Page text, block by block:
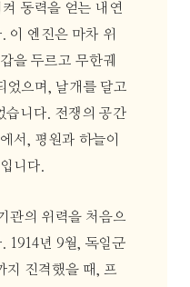
동력을 얻는 내연
이 엔진은 마차 위
을 두르고 무한궤
었으며, 날개를 달고
습니다. 전쟁의 공간
서, 평원과 하늘이
니다.
관의 위력을 처음으
1914년 9월, 독일군
지 진격했을 때, 프